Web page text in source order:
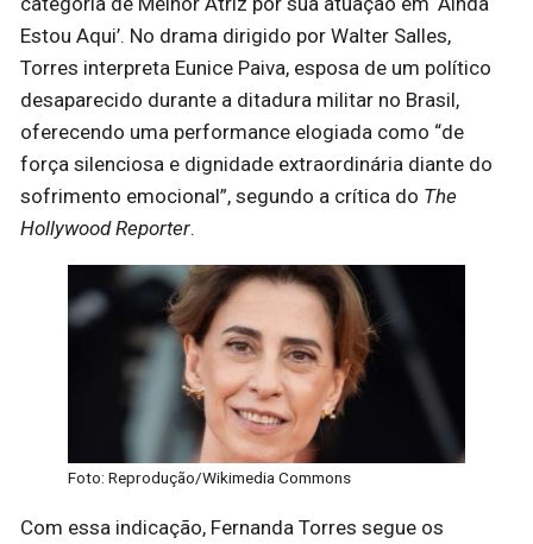
Estou Aqui’. No drama dirigido por Walter Salles,
Torres interpreta Eunice Paiva, esposa de um político
desaparecido durante a ditadura militar no Brasil,
oferecendo uma performance elogiada como “de
força silenciosa e dignidade extraordinária diante do
sofrimento emocional”, segundo a crítica do The
Hollywood Reporter.
Foto: Reprodução/Wikimedia Commons
Com essa indicação, Fernanda Torres segue os